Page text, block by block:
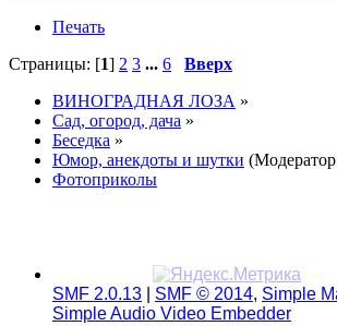
Печать
Страницы: [1] 2 3 ... 6
Вверх
ВИНОГРАДНАЯ ЛОЗА »
Сад, огород, дача »
Беседка »
Юмор, анекдоты и шутки
Фотоприколы
SMF 2.0.13 SMF © 2014, Simple
Simple Audio Video Embedder